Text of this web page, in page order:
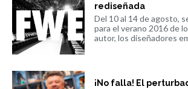
rediseñada
Del 10 al 14 de agosto,
para el verano 2016 de
autor, los diseñadores
¡No falla! El